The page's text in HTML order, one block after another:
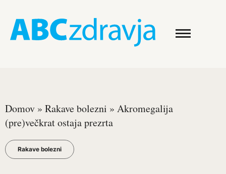
Domov » Rakave bolezni » Akromegalija
(pre)večkrat ostaja prezrta
Rakave bolezni